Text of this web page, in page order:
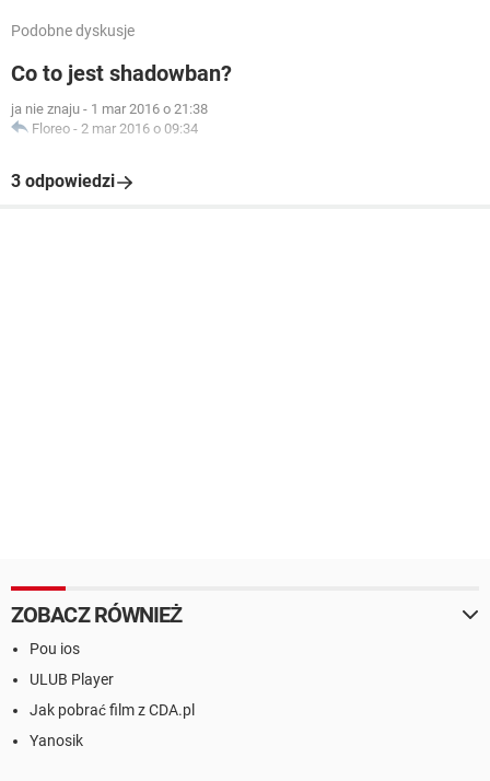
Podobne dyskusje
Co to jest shadowban?
ja nie znaju - 1 mar 2016 o 21:38
Floreo - 2 mar 2016 o 09:34
3 odpowiedzi
ZOBACZ RÓWNIEŻ
Pou ios
ULUB Player
Jak pobrać film z CDA.pl
Yanosik